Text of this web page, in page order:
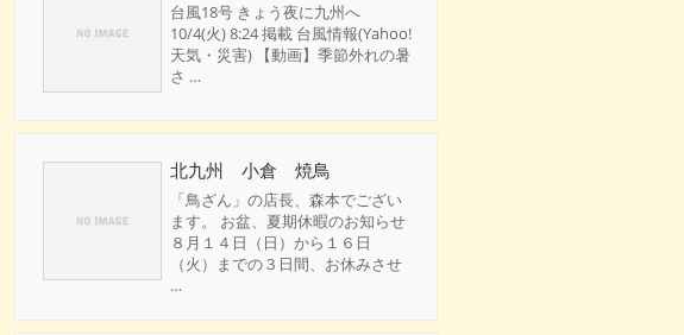
台風18号 きょう夜に九州へ
10/4(火) 8:24 掲載 台風情報(Yahoo!
天気・災害) 【動画】季節外れの暑
さ …
北九州 小倉 焼鳥
「鳥ざん」の店長、森本でござい
ます。 お盆、夏期休暇のお知らせ
８月１４日（日）から１６日
（火）までの３日間、お休みさせ
…